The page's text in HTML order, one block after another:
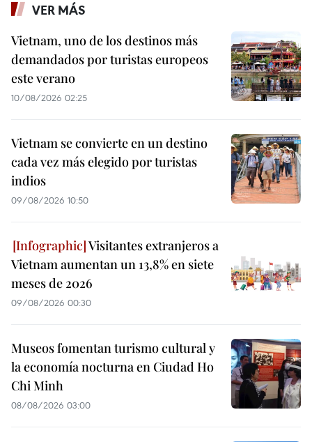
VER MÁS
Vietnam, uno de los destinos más
demandados por turistas europeos
este verano
10/08/2026 02:25
Vietnam se convierte en un destino
cada vez más elegido por turistas
indios
09/08/2026 10:50
Visitantes extranjeros a
Vietnam aumentan un 13,8% en siete
meses de 2026
09/08/2026 00:30
Museos fomentan turismo cultural y
la economía nocturna en Ciudad Ho
Chi Minh
08/08/2026 03:00